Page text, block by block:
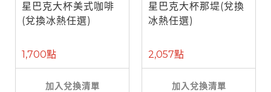
星巴克大杯美式咖啡
(兌換冰熱任選)
1,700點
加入兌換清單
星巴克大杯那堤(兌換
冰熱任選)
2,057點
加入兌換清單